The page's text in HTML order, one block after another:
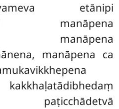
etānipi
manāpena
manāpena
manāpena ca
paṭicchādetvā